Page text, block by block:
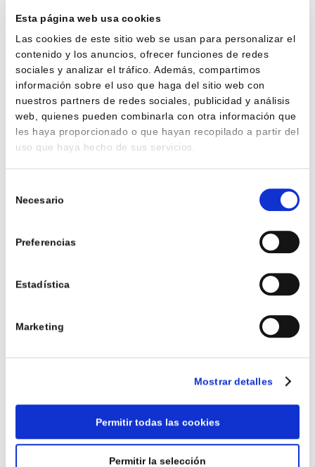
Esta página web usa cookies
Las cookies de este sitio web se usan para personalizar el
contenido y los anuncios, ofrecer funciones de redes
sociales y analizar el tráfico. Además, compartimos
información sobre el uso que haga del sitio web con
nuestros partners de redes sociales, publicidad y análisis
web, quienes pueden combinarla con otra información que
les haya proporcionado o que hayan recopilado a partir del
uso que haya hecho de sus servicios.
deNecesario
Preferencias
Estadística
Marketing
Mostrar detalles
Permitir todas las cookies
Permitir la selección
el caso del granito. Estas herramientas no dejarán
Para trabajos minuciosos y muy precisos en mármol,
nuestros minidiscos y fresolines electrodepositados
cumplen las expectativas del más exigente de los trabajos
de escultura.
Ver más herramientas de desbaste
¿Alguna duda?
solucionar cualquier duda o consulta sobre los
cumplimente nuestro formulario y estaremos